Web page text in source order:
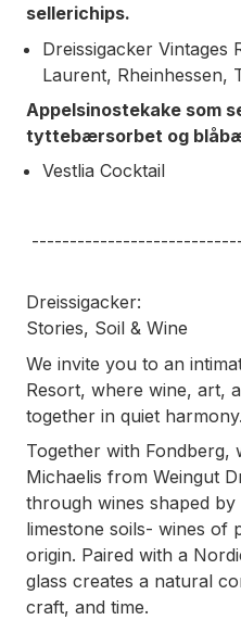
sellerichips.
Dreissigacker Vintages
Laurent, Rheinhessen,
Appelsinostekake som
tyttebærsorbet og
Vestlia Cocktail
Dreissigacker:
Stories, Soil & Wine
We invite you to an
Resort, where wine, art,
together in quiet harmony.
Together with Fondberg,
Michaelis from Weingut
through wines shaped
limestone soils- wines of
origin. Paired with a
glass creates a natural
craft, and time.